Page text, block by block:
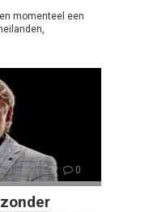
momenteel een
0